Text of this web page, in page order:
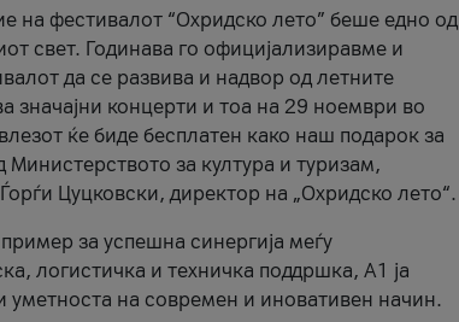
на фестивалот “Охридско лето” беше едно од
свет. Годинава го официјализиравме и
да се развива и надвор од летните
значајни концерти и тоа на 29 ноември во
ќе биде бесплатен како наш подарок за
за култура и туризам,
Цуцковски, директор на „Охридско лето“.
за успешна синергија меѓу
логистичка и техничка поддршка, A1 ја
уметноста на современ и иновативен начин.